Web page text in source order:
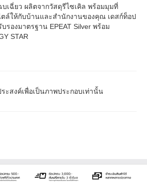
เฉี่ยว ผลิตจากวัสดุรีไซเคิล พร้อมมุมที่
ล์ให้กับบ้านและสำนักงานของคุณ เดสก์ท็อป
บรองมาตรฐาน EPEAT Silver พร้อม
STAR
ะสงค์เพื่อเป็นภาพประกอบเท่านั้น